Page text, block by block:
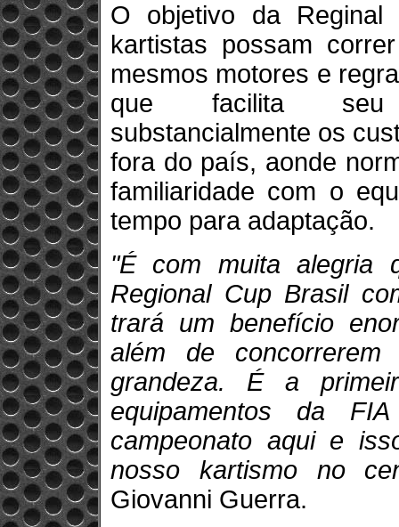
O objetivo da
kartistas possam
mesmos motores e
que facilita seu
substancialmente os
fora do país, aonde
familiaridade com o
tempo para adaptação.
"É com muita alegria
Regional Cup Brasil
trará um benefício
além de
grandeza. É a
equipamentos da
campeonato aqui e
nosso kartismo no
Giovanni Guerra.